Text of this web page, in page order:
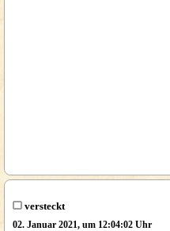
versteckt
02. Januar 2021, um 12:04:02 Uhr